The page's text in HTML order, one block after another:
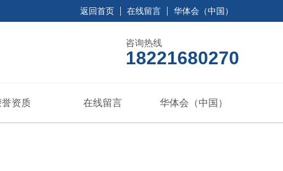
返回首页 在线留言 华体会（中国）
咨询热线
18221680270
誉资质 在线留言 华体会（中国）